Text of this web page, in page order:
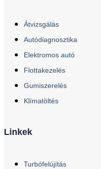
Átvizsgálás
Autódiagnosztika
Elektromos autó
Flottakezelés
Gumiszerelés
Klímatöltés
Linkek
Turbófelújítás